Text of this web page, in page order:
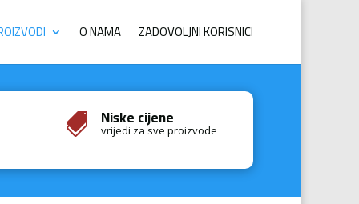
O NAMA ZADOVOLJNI KORISNICI
 Niske cijene
vrijedi za sve proizvode